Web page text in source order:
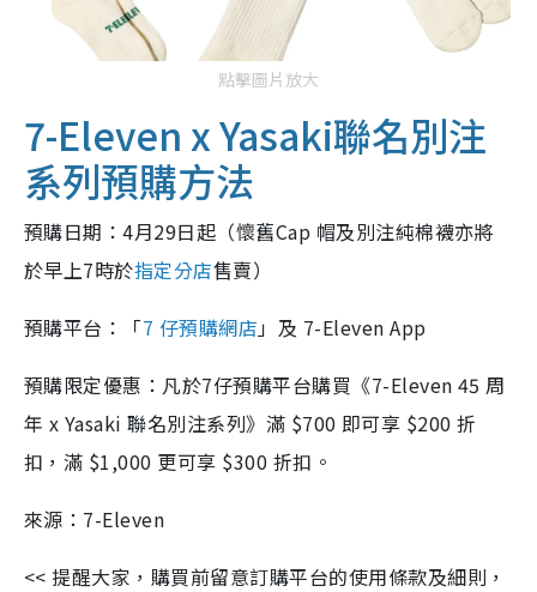
點擊圖片放大
7-Eleven x Yasaki聯名別注
系列預購方法
預購日期：4月29日起（懷舊Cap 帽及別注純棉襪亦將
於早上7時於指定分店售賣）
預購平台：「7 仔預購網店」 及 7-Eleven App
預購限定優惠：凡於7仔預購平台購買《7-Eleven 45 周
年 x Yasaki 聯名別注系列》滿 $700 即可享 $200 折
扣，滿 $1,000 更可享 $300 折扣。
來源：7-Eleven
<< 提醒大家，購買前留意訂購平台的使用條款及細則，